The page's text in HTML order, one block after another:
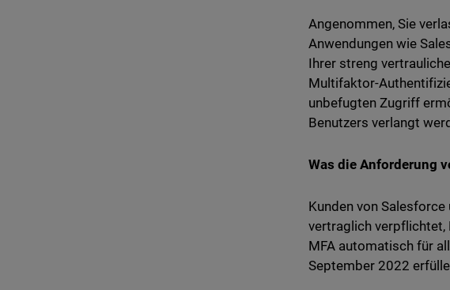
Angenommen, Sie
Anwendungen wie
Ihrer streng
Multifaktor-
unbefugten Zugriff
Benutzers verlangt
Was die Anforderung
Kunden von
vertraglich verpflichtet,
MFA automatisch für
September 2022